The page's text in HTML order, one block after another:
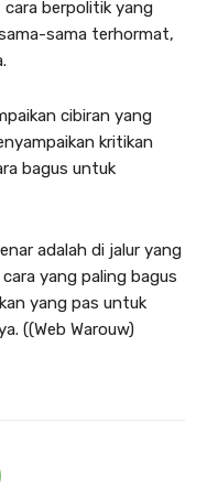
cara berpolitik yang
sama terhormat,
cibiran yang
kritikan
bagus untuk
adalah di jalur yang
yang paling bagus
yang pas untuk
((Web Warouw)